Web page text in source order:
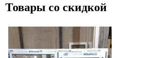
Товары со скидкой